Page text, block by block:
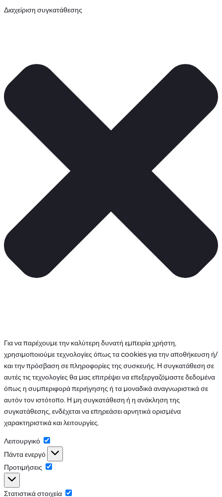
Διαχείριση συγκατάθεσης
Για να παρέχουμε την καλύτερη δυνατή εμπειρία χρήστη,
χρησιμοποιούμε τεχνολογίες όπως τα cookies για την αποθήκευση ή/
και την πρόσβαση σε πληροφορίες της συσκευής. Η συγκατάθεση σε
αυτές τις τεχνολογίες θα μας επιτρέψει να επεξεργαζόμαστε δεδομένα
όπως η συμπεριφορά περιήγησης ή τα μοναδικά αναγνωριστικά σε
αυτόν τον ιστότοπο. Η μη συγκατάθεση ή η ανάκληση της
συγκατάθεσης, ενδέχεται να επηρεάσει αρνητικά ορισμένα
χαρακτηριστικά και λειτουργίες.
Λειτουργικό
Λειτουργικό
Πάντα ενεργό
Προτιμήσεις
Προτιμήσεις
Στατιστικά στοιχεία